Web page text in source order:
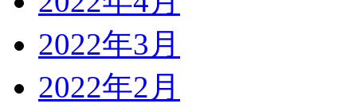
2022年3月
2022年2月